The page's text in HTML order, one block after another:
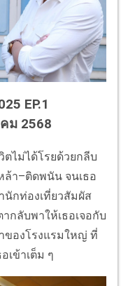
EP.1
ม 2568
ตไม่ได้โรยด้วยกลีบ
ล้า–ติดพนัน จนเธอ
นักท่องเที่ยวสัมผัส
กลับพาให้เธอเจอกับ
ของโรงแรมใหญ่ ที่
เข้าเต็ม ๆ